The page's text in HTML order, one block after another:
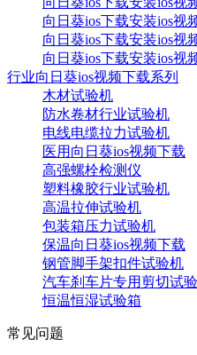
向日葵ios下载安装ios视
向日葵ios下载安装ios视
向日葵ios下载安装ios视
行业向日葵ios视频下载系列
木材试验机
防水卷材行业试验机
电线电缆拉力试验机
医用向日葵ios视频下载
高强螺栓检测仪
塑料橡胶行业试验机
高温拉伸试验机
包装箱压力试验机
保温向日葵ios视频下载
钢管脚手架扣件试验机
汽车刹车片专用剪切试
恒温恒湿试验箱
常见问题